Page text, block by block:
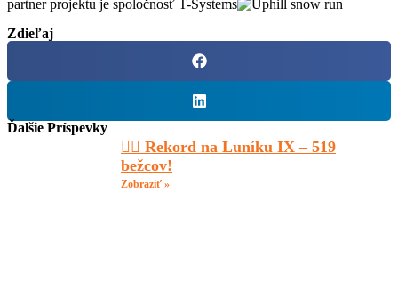
partner projektu je spoločnosť T-Systems
Zdieľaj
Ďalšie Príspevky
🏃‍♂️ Rekord na Luníku IX – 519
bežcov!
Zobraziť »